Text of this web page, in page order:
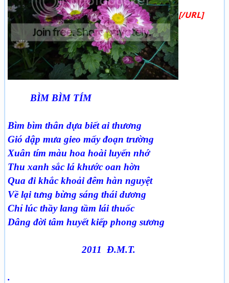
[/URL]
BÌM BÌM TÍM
Bìm bìm thân dựa biết ai thương
Gió dập mưa gieo mấy đoạn trường
Xuân tím màu hoa hoài luyến nhớ
Thu xanh sắc lá khước oan hờn
Qua đi khắc khoải đêm hàn nguyệt
Về lại tưng bừng sáng thái dương
Chỉ lúc thầy lang tầm lái thuốc
Dâng đời tâm huyết kiếp phong sương
2011 Đ.M.T.
.